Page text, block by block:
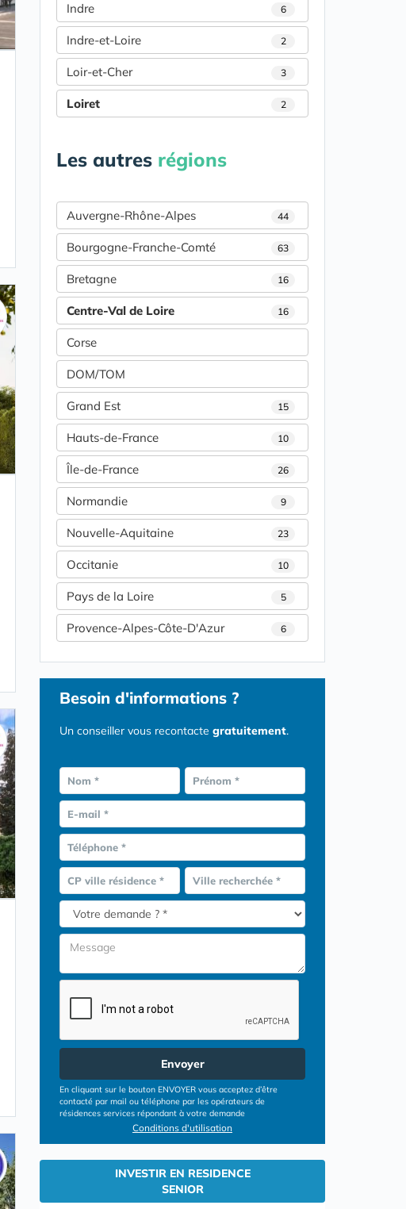
Indre 6
Indre-et-Loire 2
Loir-et-Cher 3
Loiret 2
Les autres régions
Auvergne-Rhône-Alpes 44
Bourgogne-Franche-Comté 63
Bretagne 16
Centre-Val de Loire 16
Corse
DOM/TOM
Grand Est 15
Hauts-de-France 10
Île-de-France 26
Normandie 9
Nouvelle-Aquitaine 23
Occitanie 10
Pays de la Loire 5
Provence-Alpes-Côte-D'Azur 6
Besoin d'informations ?
Un conseiller vous recontacte gratuitement.
Nom * Prénom *
E-mail *
Téléphone *
CP ville résidence * Ville recherchée *
Envoyer
En cliquant sur le bouton ENVOYER vous acceptez d’être
contacté par mail ou téléphone par les opérateurs de
résidences services répondant à votre demande
Conditions d'utilisation
INVESTIR EN RESIDENCE
SENIOR